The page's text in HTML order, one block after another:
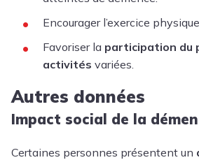
Encourager l’exercice physique.
Favoriser la participation du
activités variées.
Autres données
Impact social de la
Certaines personnes présentent un